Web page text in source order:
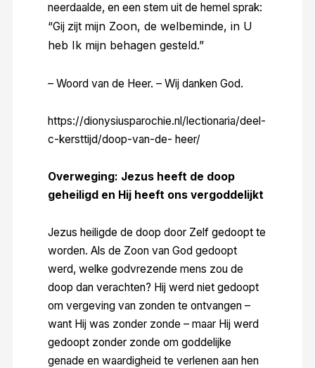
neerdaalde, en een stem uit de hemel sprak:
“Gij zijt mijn Zoon, de welbeminde, in U
heb Ik mijn behagen gesteld.”
– Woord van de Heer. – Wij danken God.
https://dionysiusparochie.nl/lectionaria/deel-
c-kersttijd/doop-van-de- heer/
Overweging: Jezus heeft de doop
geheiligd en Hij heeft ons vergoddelijkt
Jezus heiligde de doop door Zelf gedoopt te
worden. Als de Zoon van God gedoopt
werd, welke godvrezende mens zou de
doop dan verachten? Hij werd niet gedoopt
om vergeving van zonden te ontvangen –
want Hij was zonder zonde – maar Hij werd
gedoopt zonder zonde om goddelijke
genade en waardigheid te verlenen aan hen